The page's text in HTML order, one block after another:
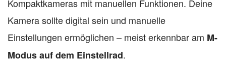
Kompaktkameras mit manuellen Funktionen. Deine
Kamera sollte digital sein und manuelle
Einstellungen ermöglichen – meist erkennbar am M-
Modus auf dem Einstellrad.